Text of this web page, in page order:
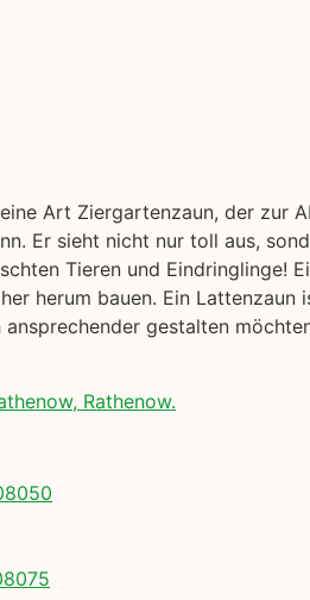
Art Ziergartenzaun, der zur
Er sieht nicht nur toll aus,
Tieren und Eindringlinge!
herum bauen. Ein
gestalten
Rathenow.